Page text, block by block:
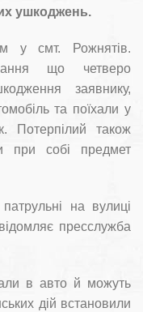
ушкоджень.
у смт. Рожнятів.
що четверо
заявнику,
та поїхали у
Потерпілий також
при собі предмет
на вулиці
пресслужба
в авто й можуть
дій встановили